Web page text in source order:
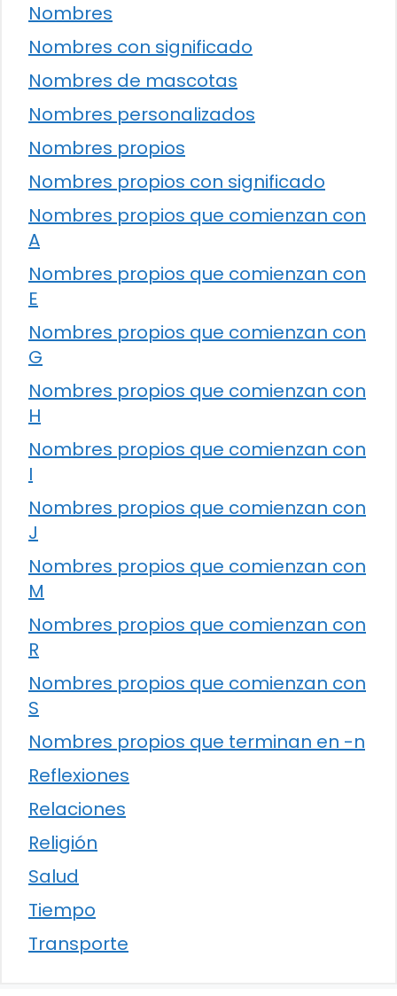
Nombres
Nombres con significado
Nombres de mascotas
Nombres personalizados
Nombres propios
Nombres propios con significado
Nombres propios que comienzan con
A
Nombres propios que comienzan con
E
Nombres propios que comienzan con
G
Nombres propios que comienzan con
H
Nombres propios que comienzan con
I
Nombres propios que comienzan con
J
Nombres propios que comienzan con
M
Nombres propios que comienzan con
R
Nombres propios que comienzan con
S
Nombres propios que terminan en -n
Reflexiones
Relaciones
Religión
Salud
Tiempo
Transporte